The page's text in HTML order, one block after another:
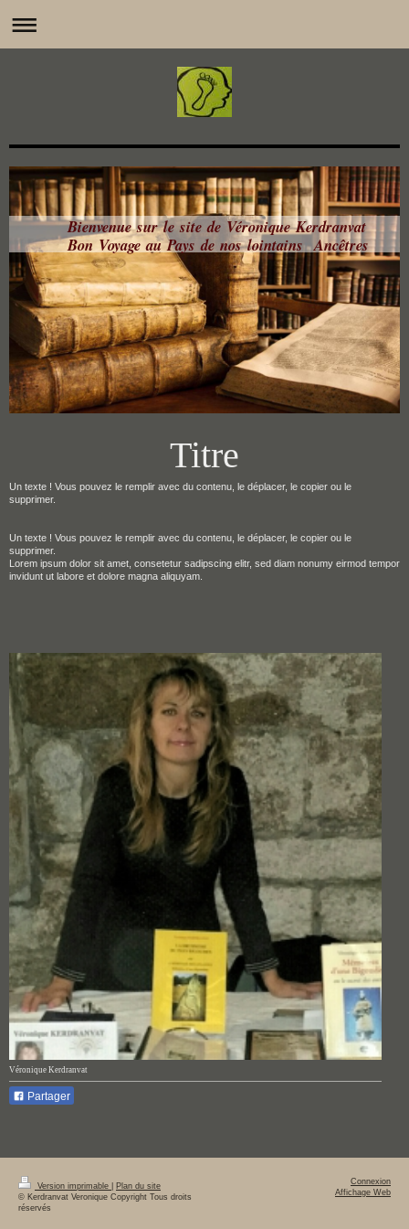
Bienvenue sur le site de Véronique Kerdranvat
Bon Voyage au Pays de nos lointains Ancêtres
Titre
Un texte ! Vous pouvez le remplir avec du contenu, le déplacer, le copier ou le
supprimer.
Un texte ! Vous pouvez le remplir avec du contenu, le déplacer, le copier ou le
supprimer.
Lorem ipsum dolor sit amet, consetetur sadipscing elitr, sed diam nonumy eirmod tempor
invidunt ut labore et dolore magna aliquyam.
Véronique Kerdranvat
Partager
Version imprimable
Plan du site
© Kerdranvat Veronique Copyright Tous droits
réservés
Connexion
Affichage Web